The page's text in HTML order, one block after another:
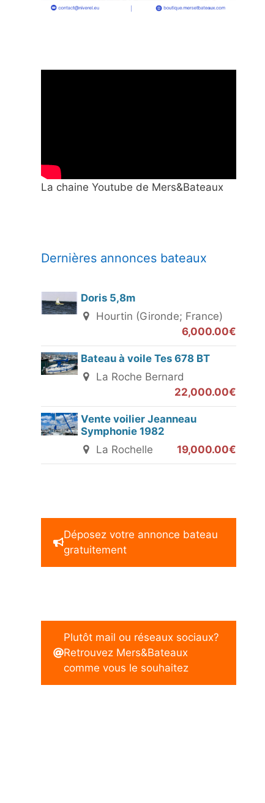
La chaine Youtube de Mers&Bateaux
Dernières annonces bateaux
Doris 5,8m
Hourtin (Gironde; France)
6,000.00€
Bateau à voile Tes 678 BT
La Roche Bernard
22,000.00€
Vente voilier Jeanneau
Symphonie 1982
La Rochelle
19,000.00€
Déposez votre annonce bateau
gratuitement
Plutôt mail ou réseaux sociaux?
Retrouvez Mers&Bateaux
comme vous le souhaitez